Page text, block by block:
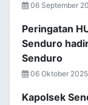
06 September
Peringatan
Senduro
Senduro
06 Oktober 2025
Kapolsek